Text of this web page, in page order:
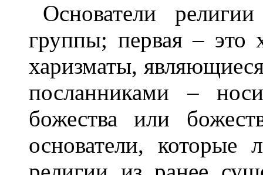
Основатели
группы; первая – это
харизматы,
посланниками –
божества или
основатели, которые